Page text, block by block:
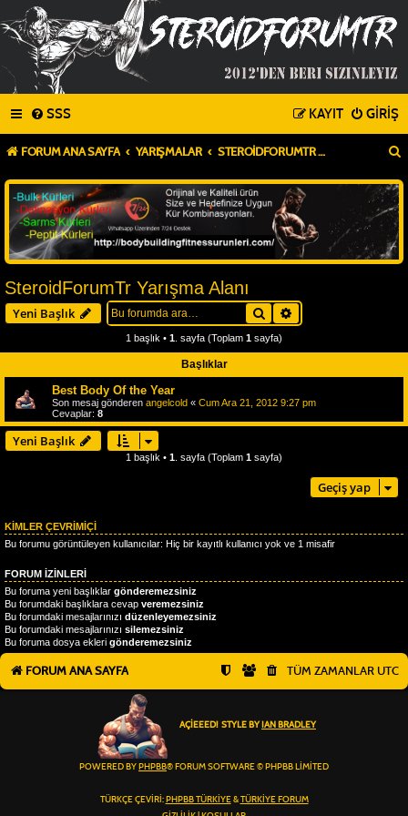
SSS GIRIŞ
KAYIT
FORUM ANA SAYFA YARIŞMALAR STEROIDFORUMTR YARIŞMA ALANI
SteroidForumTr Yarışma Alanı
Yeni Başlık Ara
1 başlık • 1 . sayfa (Toplam 1 sayfa)
Başlıklar
Best Body Of the Year
Son mesaj gönderen angelcold « Cum Ara 21, 2012 9:27 pm
Cevaplar: 8
Yeni Başlık
1 başlık • 1 . sayfa (Toplam 1 sayfa)
Geçiş yap
KIMLER ÇEVRIMIÇI
Bu forumu görüntüleyen kullanıcılar: Hiç bir kayıtlı kullanıcı yok ve 1 misafir
FORUM IZINLERI
Bu foruma yeni başlıklar gönderemezsiniz
Bu forumdaki başlıklara cevap veremezsiniz
Bu forumdaki mesajlarınızı düzenleyemezsiniz
Bu forumdaki mesajlarınızı silemezsiniz
Bu foruma dosya ekleri gönderemezsiniz
FORUM ANA SAYFA TÜM ZAMANLAR UTC
AÇIEEED! STYLE BY IAN BRADLEY
POWERED BY PHPBB® FORUM SOFTWARE © PHPBB LIMITED
TÜRKÇE ÇEVIRI: PHPBB TÜRKIYE& TÜRKIYE FORUM